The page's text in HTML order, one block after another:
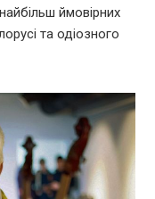
ймовірних
та одіозного